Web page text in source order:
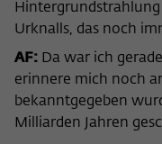
Urknalls, das noch
AF: Da war ich
erinnere mich noch
bekanntgegeben
Milliarden Jahren